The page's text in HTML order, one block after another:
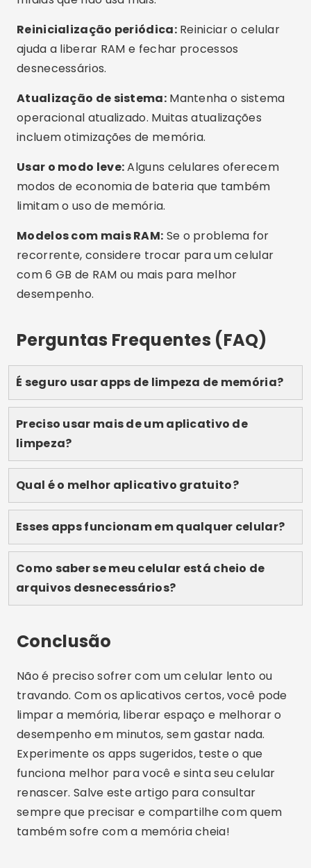
Esses apps funcionam em qualquer celular?
Como saber se meu celular está cheio de
arquivos desnecessários?
Conclusão
travando. Com os aplicativos certos, você pode
limpar a memória, liberar espaço e melhorar o
desempenho em minutos, sem gastar nada.
Experimente os apps sugeridos, teste o que
funciona melhor para você e sinta seu celular
renascer. Salve este artigo para consultar
sempre que precisar e compartilhe com quem
Publicidade - SpotAds
Compartilhe:
Lucas Martins
Lucas Martins tem 25 anos, é formado em
Comunicação Digital e compartilha no blog
Artigos Relacionados